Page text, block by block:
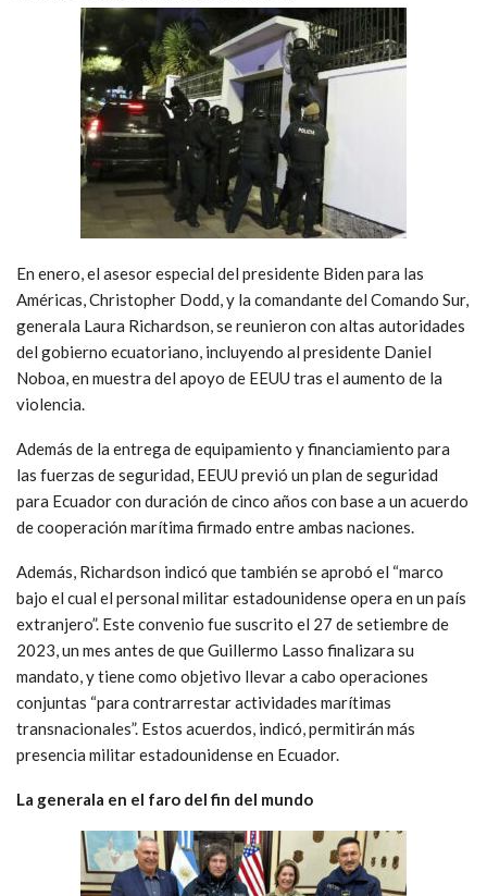
En enero, el asesor especial del presidente Biden para las
Américas, Christopher Dodd, y la comandante del Comando Sur,
generala Laura Richardson, se reunieron con altas autoridades
del gobierno ecuatoriano, incluyendo al presidente Daniel
Noboa, en muestra del apoyo de EEUU tras el aumento de la
violencia.
Además de la entrega de equipamiento y financiamiento para
las fuerzas de seguridad, EEUU previó un plan de seguridad
para Ecuador con duración de cinco años con base a un acuerdo
de cooperación marítima firmado entre ambas naciones.
Además, Richardson indicó que también se aprobó el “marco
bajo el cual el personal militar estadounidense opera en un país
extranjero”. Este convenio fue suscrito el 27 de setiembre de
2023, un mes antes de que Guillermo Lasso finalizara su
mandato, y tiene como objetivo llevar a cabo operaciones
conjuntas “para contrarrestar actividades marítimas
transnacionales”. Estos acuerdos, indicó, permitirán más
presencia militar estadounidense en Ecuador.
La generala en el faro del fin del mundo